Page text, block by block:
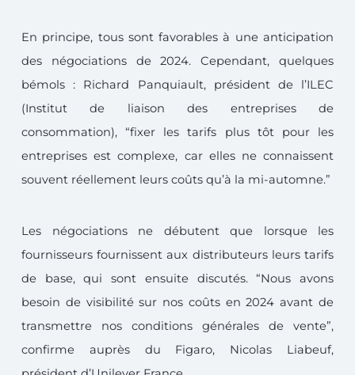
En principe, tous sont favorables à une anticipation
des négociations de 2024. Cependant, quelques
bémols : Richard Panquiault, président de l’ILEC
(Institut de liaison des entreprises de
consommation), “fixer les tarifs plus tôt pour les
entreprises est complexe, car elles ne connaissent
souvent réellement leurs coûts qu’à la mi-automne.”
Les négociations ne débutent que lorsque les
fournisseurs fournissent aux distributeurs leurs tarifs
de base, qui sont ensuite discutés. “Nous avons
besoin de visibilité sur nos coûts en 2024 avant de
transmettre nos conditions générales de vente”,
confirme auprès du Figaro, Nicolas Liabeuf,